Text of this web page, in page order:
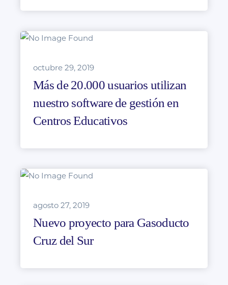
octubre 29, 2019
Más de 20.000 usuarios utilizan
nuestro software de gestión en
Centros Educativos
agosto 27, 2019
Nuevo proyecto para Gasoducto
Cruz del Sur